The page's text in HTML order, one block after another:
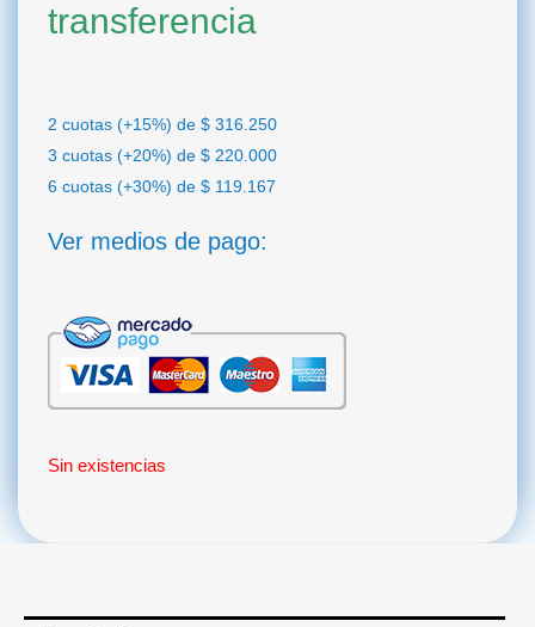
transferencia
2 cuotas (+15%) de $ 316.250
3 cuotas (+20%) de $ 220.000
6 cuotas (+30%) de $ 119.167
Ver medios de pago:
Sin existencias